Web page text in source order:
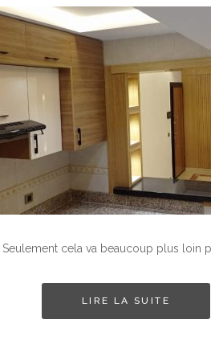
cela va beaucoup plus loin
LIRE LA SUITE